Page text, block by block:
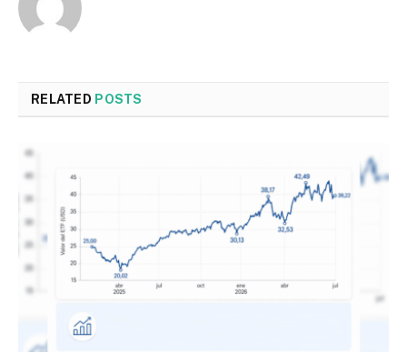
RELATED POSTS